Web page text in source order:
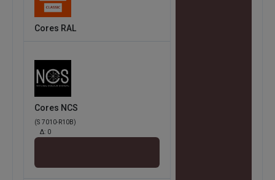
Cores RAL
Cores NCS
(S 7010-R10B)
Δ: 0